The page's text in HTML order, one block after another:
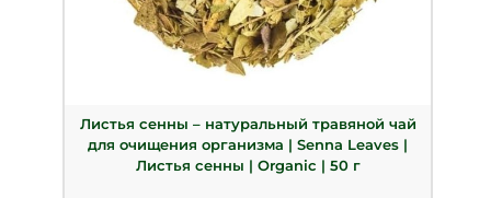
Листья сенны – натуральный травяной чай
для очищения организма | Senna Leaves |
Листья сенны | Organic | 50 г